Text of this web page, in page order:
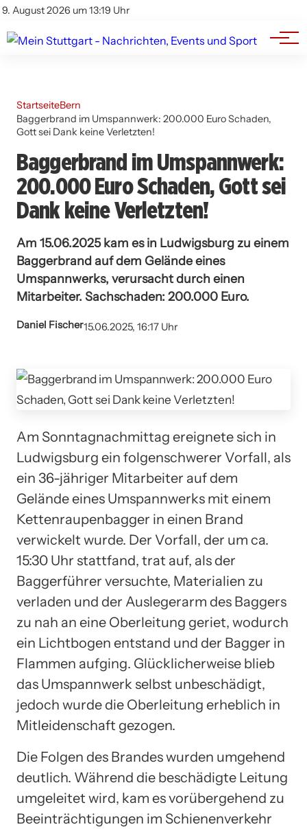
9. August 2026 um 13:19 Uhr
Impressum
Branchenbuch
Werbung
StartseiteBern
Baggerbrand im Umspannwerk: 200.000 Euro Schaden,
Gott sei Dank keine Verletzten!
Baggerbrand im Umspannwerk:
200.000 Euro Schaden, Gott sei
Dank keine Verletzten!
Am 15.06.2025 kam es in Ludwigsburg zu einem
Baggerbrand auf dem Gelände eines
Umspannwerks, verursacht durch einen
Mitarbeiter. Sachschaden: 200.000 Euro.
Daniel Fischer15.06.2025, 16:17 Uhr
Am Sonntagnachmittag ereignete sich in
Ludwigsburg ein folgenschwerer Vorfall, als
ein 36-jähriger Mitarbeiter auf dem
Gelände eines Umspannwerks mit einem
Kettenraupenbagger in einen Brand
verwickelt wurde. Der Vorfall, der um ca.
15:30 Uhr stattfand, trat auf, als der
Baggerführer versuchte, Materialien zu
verladen und der Auslegerarm des Baggers
zu nah an eine Oberleitung geriet, wodurch
ein Lichtbogen entstand und der Bagger in
Flammen aufging. Glücklicherweise blieb
das Umspannwerk selbst unbeschädigt,
jedoch wurde die Oberleitung erheblich in
Mitleidenschaft gezogen.
Die Folgen des Brandes wurden umgehend
deutlich. Während die beschädigte Leitung
umgeleitet wird, kam es vorübergehend zu
Beeinträchtigungen im Schienenverkehr